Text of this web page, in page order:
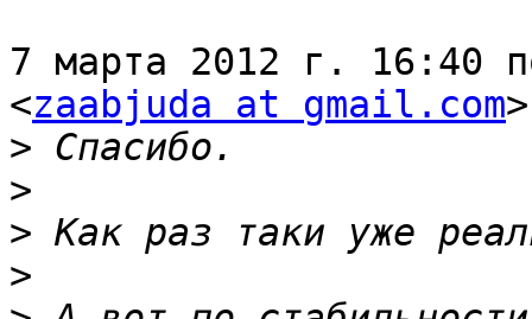
7 марта 2012 г. 16:40
<zaabjuda at gmail.com
>
>
>
>